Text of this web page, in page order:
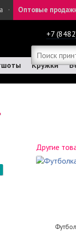
· Оптовые
+7
Кружки
Другие